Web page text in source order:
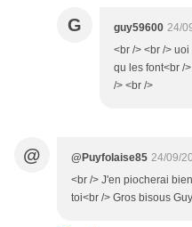
G guy59600 24/
<br /> <br />
qu les font<br /
/> <br />
@ @Puyfolaise85 24/09/
<br /> J'en piocherai
toi<br /> Gros bisous